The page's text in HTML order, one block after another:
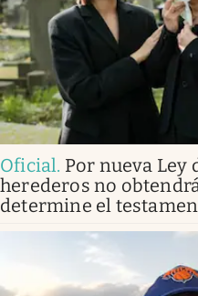
Oficial. Por nueva Ley
herederos no
determine el